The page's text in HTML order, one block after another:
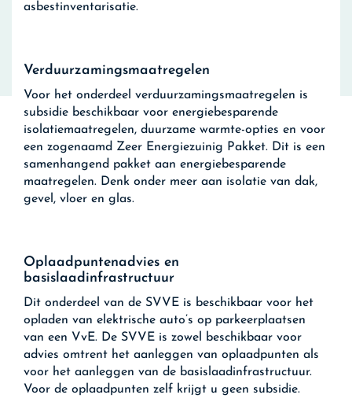
asbestinventarisatie.
Verduurzamingsmaatregelen
Voor het onderdeel verduurzamingsmaatregelen is
subsidie beschikbaar voor energiebesparende
isolatiemaatregelen, duurzame warmte-opties en voor
een zogenaamd Zeer Energiezuinig Pakket. Dit is een
samenhangend pakket aan energiebesparende
maatregelen. Denk onder meer aan isolatie van dak,
gevel, vloer en glas.
Oplaadpuntenadvies en
basislaadinfrastructuur
Dit onderdeel van de SVVE is beschikbaar voor het
opladen van elektrische auto’s op parkeerplaatsen
van een VvE. De SVVE is zowel beschikbaar voor
advies omtrent het aanleggen van oplaadpunten als
voor het aanleggen van de basislaadinfrastructuur.
Voor de oplaadpunten zelf krijgt u geen subsidie.